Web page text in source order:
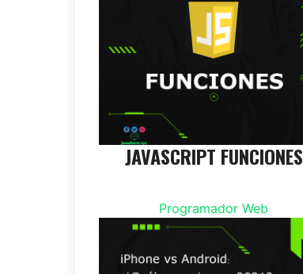
JAVASCRIPT FUNCIONES
Programador Web